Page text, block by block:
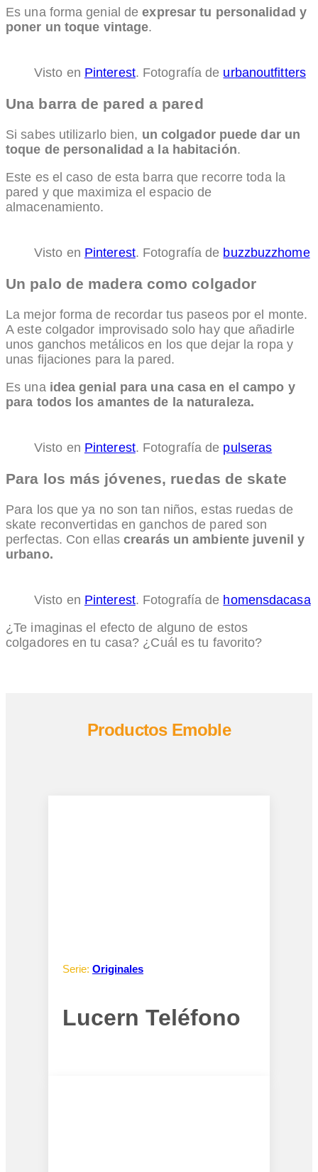
Es una forma genial deexpresar tu personalidad y
poner un toque vintage.
Visto en Pinterest. Fotografía de urbanoutfitters
Una barra de pared a pared
Si sabes utilizarlo bien, un colgador puede dar un
toque de personalidad a la habitación.
Este es el caso de esta barra que recorre toda la
pared y que maximiza el espacio de
almacenamiento.
Visto en Pinterest. Fotografía de buzzbuzzhome
Un palo de madera como colgador
La mejor forma de recordar tus paseos por el monte.
A este colgador improvisado solo hay que añadirle
unos ganchos metálicos en los que dejar la ropa y
unas fijaciones para la pared.
Es una idea genial para una casa en el campo y
para todos los amantes de la naturaleza.
Visto en Pinterest. Fotografía de pulseras
Para los más jóvenes, ruedas de skate
Para los que ya no son tan niños, estas ruedas de
skate reconvertidas en ganchos de pared son
perfectas. Con ellascrearás un ambiente juvenil y
urbano.
Visto en Pinterest. Fotografía de homensdacasa
¿Te imaginas el efecto de alguno de estos
colgadores en tu casa? ¿Cuál es tu favorito?
Productos Emoble
Serie: Originales
Lucern Teléfono